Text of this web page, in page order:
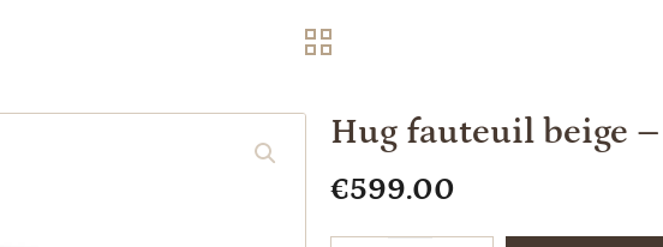
Hug fauteuil beige
€599.00